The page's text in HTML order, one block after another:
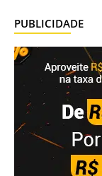
PUBLICIDADE